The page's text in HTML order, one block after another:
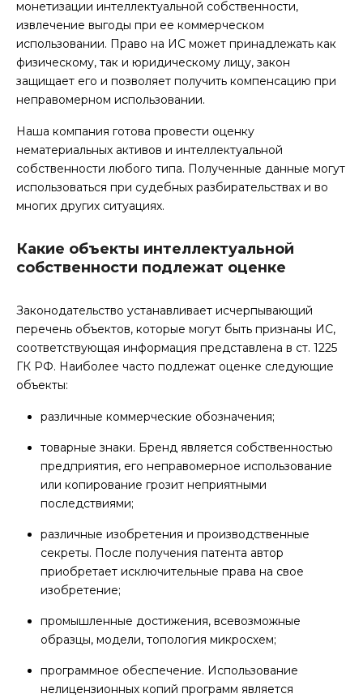
монетизации интеллектуальной собственности,
извлечение выгоды при ее коммерческом
использовании. Право на ИС может принадлежать как
физическому, так и юридическому лицу, закон
защищает его и позволяет получить компенсацию при
неправомерном использовании.
Наша компания готова провести оценку
нематериальных активов и интеллектуальной
собственности любого типа. Полученные данные могут
использоваться при судебных разбирательствах и во
многих других ситуациях.
Какие объекты интеллектуальной
собственности подлежат оценке
Законодательство устанавливает исчерпывающий
перечень объектов, которые могут быть признаны ИС,
соответствующая информация представлена в ст. 1225
ГК РФ. Наиболее часто подлежат оценке следующие
объекты:
различные коммерческие обозначения;
товарные знаки. Бренд является собственностью
предприятия, его неправомерное использование
или копирование грозит неприятными
последствиями;
различные изобретения и производственные
секреты. После получения патента автор
приобретает исключительные права на свое
изобретение;
промышленные достижения, всевозможные
образцы, модели, топология микросхем;
программное обеспечение. Использование
нелицензионных копий программ является